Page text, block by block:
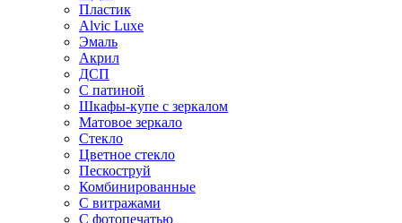
Пластик
Alvic Luxe
Эмаль
Акрил
ДСП
С патиной
Шкафы-купе с зеркалом
Матовое зеркало
Стекло
Цветное стекло
Пескоструй
Комбинированные
С витражами
С фотопечатью